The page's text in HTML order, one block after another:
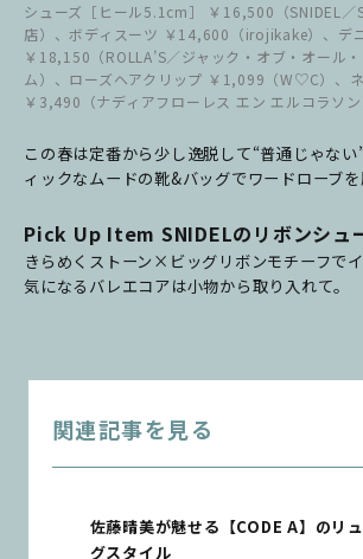
シューズ［ヒール5.1cm］ ￥16,500（SNIDEL／
店）、ボディスーツ ￥14,600（irojikake）、デ
￥18,150（ROLLA’S／ジャック・オブ・オール
ム）、ローズヘアクリップ ￥1,099（W♡C）、
￥3,490（ナディアフローレス エン エルコラソン
この春は定番から少し逸脱して“普通じゃな
ィックなムードの靴&バッグでワードローブを
Pick Up Item SNIDELのリボンシュ
きらめくストーン×ビッグリボンモチーフでイ
気になるバレエコアは小物から取り入れて。
関連記事を見る
佐藤晴美が魅せる【CODE A】のリ
グスタイル